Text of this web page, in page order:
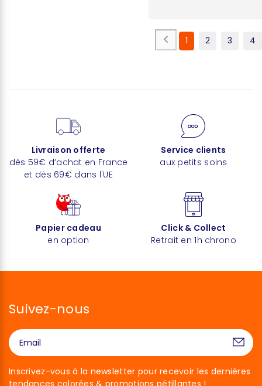
1 2 3 4
Livraison offerte
dès 59€ d’achat en France
et dès 69€ dans l'UE
Service clients
aux petits soins
Papier cadeau
en option
Click & Collect
Retrait en 1h chrono
Suivez-nous
Inscrivez-vous à la newsletter pour recevoir les dernières